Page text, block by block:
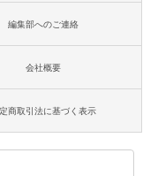
編集部へのご連絡
会社概要
商取引法に基づく表示